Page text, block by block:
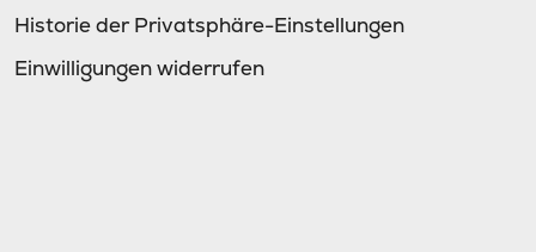
Historie der Privatsphäre-Einstellungen
Einwilligungen widerrufen